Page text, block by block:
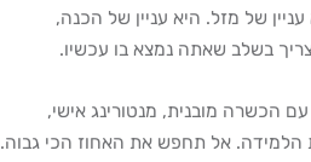
של מזל. היא עניין של הכנה,
בשלב שאתה נמצא בו עכשיו.
הכשרה מובנית, מנטורינג אישי,
הלמידה. אל תחפש את האחוז הכי גבוה.